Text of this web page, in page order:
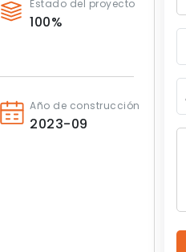
Estado del proyecto
100%
Año de construcción
2023-09